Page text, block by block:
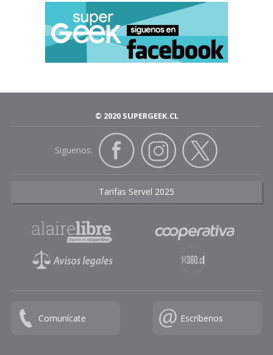
© 2020 SUPERGEEK.CL
Siguenos:
Tarifas Servel 2025
Comunícate Escríbenos